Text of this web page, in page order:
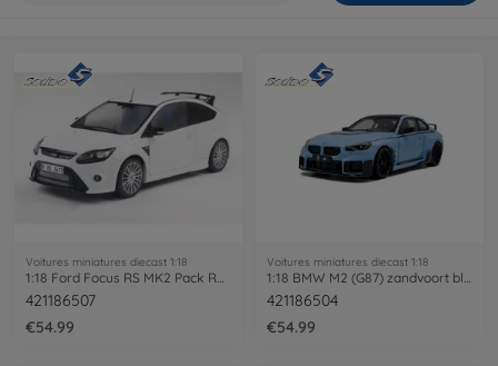
Voitures miniatures diecast 1:18
1:18 Ford Focus RS MK2 Pack RS Plus
421186507
€54.99
Voitures miniatures diecast 1:18
1:18 BMW M2 (G87) zandvoort blue
421186504
€54.99